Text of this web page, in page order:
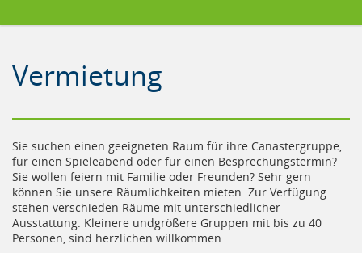
Vermietung
Sie suchen einen geeigneten Raum für ihre Canastergruppe,
für einen Spieleabend oder für einen Besprechungstermin?
Sie wollen feiern mit Familie oder Freunden? Sehr gern
können Sie unsere Räumlichkeiten mieten. Zur Verfügung
stehen verschieden Räume mit unterschiedlicher
Ausstattung. Kleinere undgrößere Gruppen mit bis zu 40
Personen, sind herzlichen willkommen.